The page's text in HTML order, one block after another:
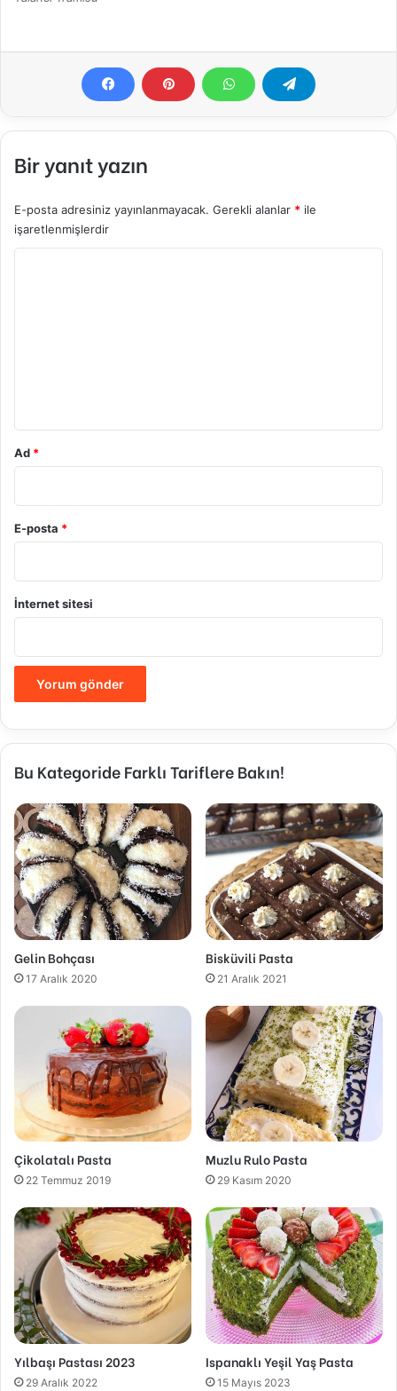
Bir yanıt yazın
E-posta adresiniz yayınlanmayacak. Gerekli alanlar * ile
işaretlenmişlerdir
Ad *
E-posta *
İnternet sitesi
Bu Kategoride Farklı Tariflere Bakın!
Gelin Bohçası
17 Aralık 2020
Bisküvili Pasta
21 Aralık 2021
Çikolatalı Pasta
22 Temmuz 2019
Muzlu Rulo Pasta
29 Kasım 2020
Yılbaşı Pastası 2023
29 Aralık 2022
Ispanaklı Yeşil Yaş Pasta
15 Mayıs 2023